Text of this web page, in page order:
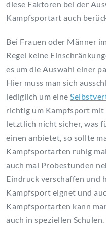
diese Faktoren bei der
Kampfsportart auch
Bei Frauen oder Männer
Regel keine
es um die Auswahl einer
Hier muss man sich
lediglich um eine
richtig um Kampfsport mit
letztlich nicht sicher, was
einen anbietet, so sollte
Kampfsportarten ruhig
auch mal Probestunden
Eindruck verschaffen und
Kampfsport eignet und
Kampfsportarten kann
auch in speziellen